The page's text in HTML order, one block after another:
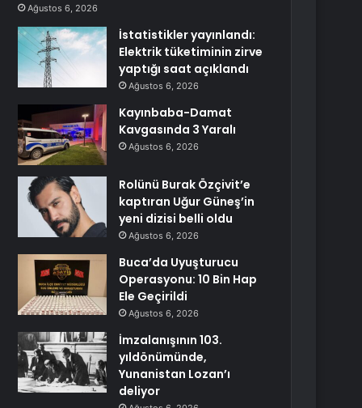
Ağustos 6, 2026
İstatistikler yayınlandı:
Elektrik tüketiminin zirve
yaptığı saat açıklandı
Ağustos 6, 2026
Kayınbaba-Damat
Kavgasında 3 Yaralı
Ağustos 6, 2026
Rolünü Burak Özçivit’e
kaptıran Uğur Güneş’in
yeni dizisi belli oldu
Ağustos 6, 2026
Buca’da Uyuşturucu
Operasyonu: 10 Bin Hap
Ele Geçirildi
Ağustos 6, 2026
İmzalanışının 103.
yıldönümünde,
Yunanistan Lozan’ı
deliyor